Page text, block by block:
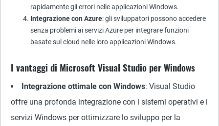
rapidamente gli errori nelle applicazioni Windows.
Integrazione con Azure: gli sviluppatori possono accedere
senza problemi ai servizi Azure per integrare funzioni
basate sul cloud nelle loro applicazioni Windows.
I vantaggi di Microsoft Visual Studio per Windows
Integrazione ottimale con Windows: Visual Studio
offre una profonda integrazione con i sistemi operativi e i
servizi Windows per ottimizzare lo sviluppo per la